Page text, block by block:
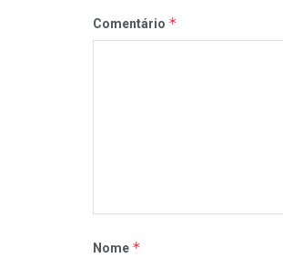
Comentário *
Nome *